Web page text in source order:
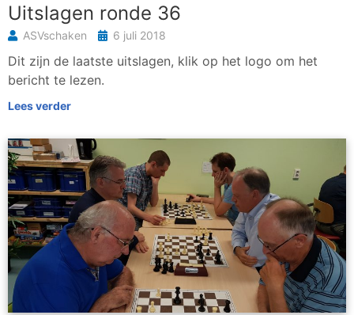
Uitslagen ronde 36
ASVschaken 6 juli 2018
Dit zijn de laatste uitslagen, klik op het logo om het
bericht te lezen.
Lees verder